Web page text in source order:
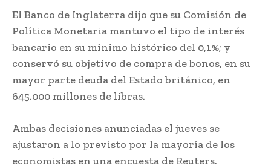
El Banco de Inglaterra dijo que su Comisión de
Política Monetaria mantuvo el tipo de interés
bancario en su mínimo histórico del 0,1%; y
conservó su objetivo de compra de bonos, en su
mayor parte deuda del Estado británico, en
645.000 millones de libras.
Ambas decisiones anunciadas el jueves se
ajustaron a lo previsto por la mayoría de los
economistas en una encuesta de Reuters.